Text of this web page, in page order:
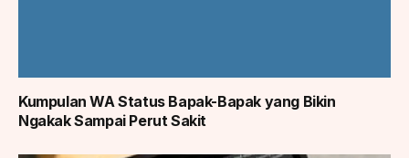
Kumpulan WA Status Bapak-Bapak yang Bikin
Ngakak Sampai Perut Sakit